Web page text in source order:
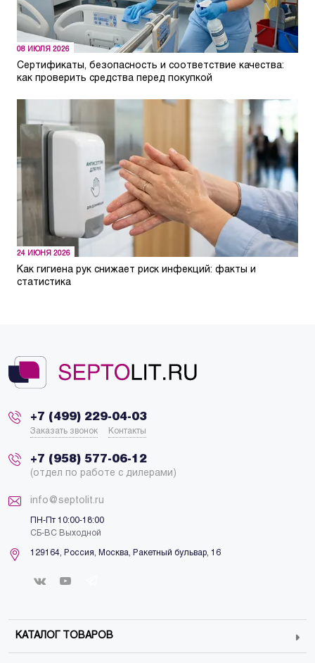
08 ИЮЛЯ 2026
Сертификаты, безопасность и соответствие качества:
как проверить средства перед покупкой
24 ИЮНЯ 2026
Как гигиена рук снижает риск инфекций: факты и
статистика
+7 (499) 229-04-03
Заказать звонок Контакты
+7 (958) 577-06-12
(отдел по работе с дилерами)
info@septolit.ru
ПН-Пт 10:00-18:00
СБ-ВС Выходной
129164, Россия, Москва, Ракетный бульвар, 16
КАТАЛОГ ТОВАРОВ